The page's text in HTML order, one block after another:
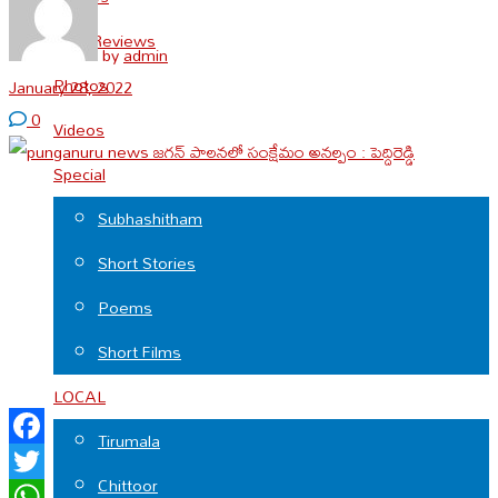
Cine Reviews
Photos
Videos
Special
Subhashitham
Short Stories
Poems
Short Films
LOCAL
Tirumala
Chittoor
byadmin
January 28, 2022
0
Facebook